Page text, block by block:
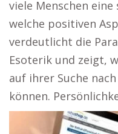
viele Menschen
welche positiven
verdeutlicht die
Esoterik und zeigt,
auf ihrer Suche
können.